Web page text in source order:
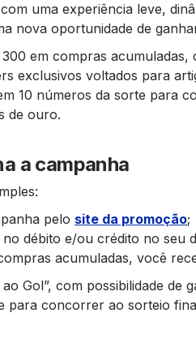
uma experiência leve,
nova oportunidade de
em compras
exclusivos voltados para
10 números da sorte para
de ouro.
a campanha
pelo site da promoção;
no débito e/ou crédito no seu
acumuladas, você
Gol”, com possibilidade de
para concorrer ao sorteio